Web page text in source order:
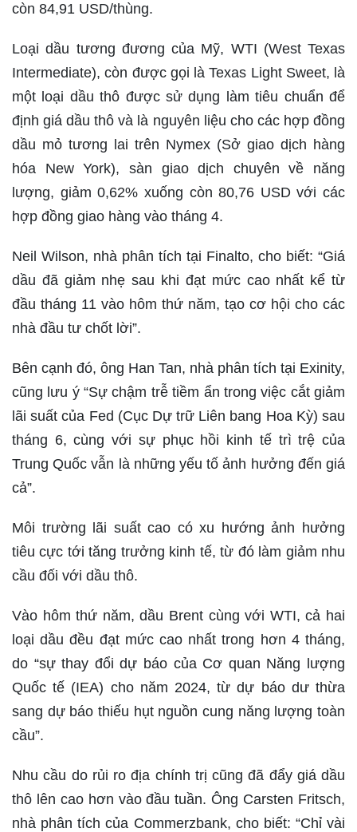
còn 84,91 USD/thùng.
Loại dầu tương đương của Mỹ, WTI (West Texas
Intermediate), còn được gọi là Texas Light Sweet, là
một loại dầu thô được sử dụng làm tiêu chuẩn để
định giá dầu thô và là nguyên liệu cho các hợp đồng
dầu mỏ tương lai trên Nymex (Sở giao dịch hàng
hóa New York), sàn giao dịch chuyên về năng
lượng, giảm 0,62% xuống còn 80,76 USD với các
hợp đồng giao hàng vào tháng 4.
Neil Wilson, nhà phân tích tại Finalto, cho biết: “Giá
dầu đã giảm nhẹ sau khi đạt mức cao nhất kể từ
đầu tháng 11 vào hôm thứ năm, tạo cơ hội cho các
nhà đầu tư chốt lời”.
Bên cạnh đó, ông Han Tan, nhà phân tích tại Exinity,
cũng lưu ý “Sự chậm trễ tiềm ẩn trong việc cắt giảm
lãi suất của Fed (Cục Dự trữ Liên bang Hoa Kỳ) sau
tháng 6, cùng với sự phục hồi kinh tế trì trệ của
Trung Quốc vẫn là những yếu tố ảnh hưởng đến giá
cả”.
Môi trường lãi suất cao có xu hướng ảnh hưởng
tiêu cực tới tăng trưởng kinh tế, từ đó làm giảm nhu
cầu đối với dầu thô.
Vào hôm thứ năm, dầu Brent cùng với WTI, cả hai
loại dầu đều đạt mức cao nhất trong hơn 4 tháng,
do “sự thay đổi dự báo của Cơ quan Năng lượng
Quốc tế (IEA) cho năm 2024, từ dự báo dư thừa
sang dự báo thiếu hụt nguồn cung năng lượng toàn
cầu”.
Nhu cầu do rủi ro địa chính trị cũng đã đẩy giá dầu
thô lên cao hơn vào đầu tuần. Ông Carsten Fritsch,
nhà phân tích của Commerzbank, cho biết: “Chỉ vài